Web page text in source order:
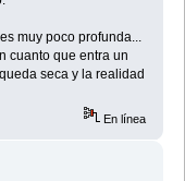
muy poco profunda...
cuanto que entra un
seca y la realidad
En línea